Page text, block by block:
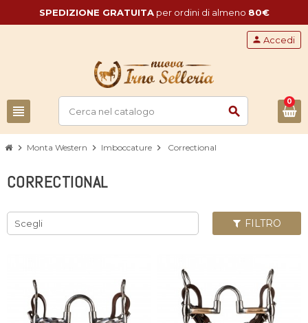
SPEDIZIONE GRATUITAper ordini di almeno 80€
view_headline search
person Accedi
0
chevron_right Monta Western chevron_right Imboccature chevron_right Correctional
CORRECTIONAL
Scegli FILTRO